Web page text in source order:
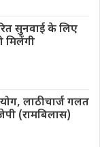
सुनवाई के लिए
मिलेंगी
लाठीचार्ज गलत
(रामबिलास)